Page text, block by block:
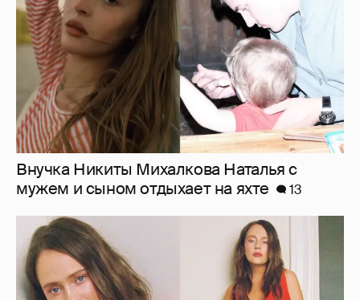
"Лолита". Аглая Тарасова снялась в мини-
платье с декольте и чулках
24